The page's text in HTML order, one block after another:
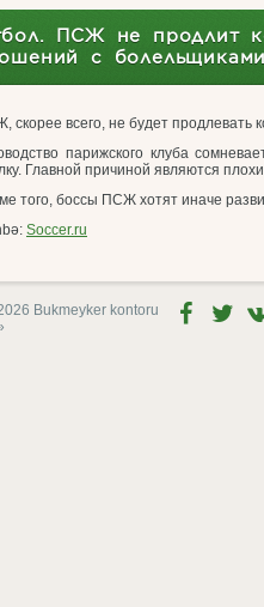
ПСЖ не продлит
с
скорее всего, не будет
парижского клуба
Главной причиной являются
того, боссы ПСЖ хотят иначе
Soccer.ru
Bukmeyker kontoru